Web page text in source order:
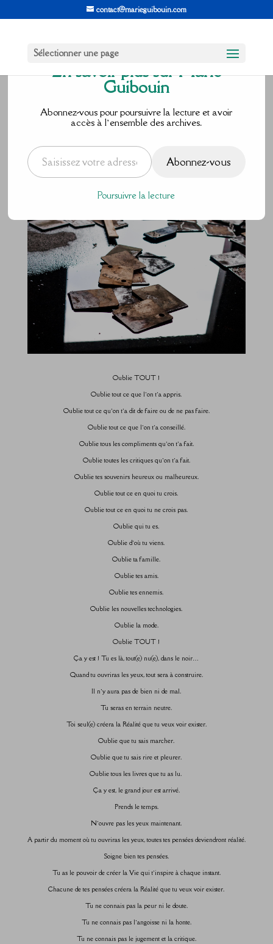
contact@marieguibouin.com
Sélectionner une page
Oublie
TOUT !
Marie Guibouin Août 29, 2017 |
Oublie TOUT !
Oublie tout ce que l’on t’a appris.
Oublie tout ce qu’on t’a dit de faire ou de ne pas faire.
Oublie tout ce que l’on t’a conseillé.
Oublie tous les compliments qu’on t’a fait.
Oublie toutes les critiques qu’on t’a fait.
Oublie tes souvenirs heureux ou malheureux.
Oublie tout ce en quoi tu crois.
Oublie tout ce en quoi tu ne crois pas.
Oublie qui tu es.
Oublie d’où tu viens.
Oublie ta famille.
Oublie tes amis.
Oublie tes ennemis.
Oublie les nouvelles technologies.
Oublie la mode.
Oublie TOUT !
Ça y est ! Tu es là, tout(e) nu(e), dans le noir…
Quand tu ouvriras les yeux, tout sera à construire.
Il n’y aura pas de bien ni de mal.
Tu seras en terrain neutre.
Toi seul(e) créera la Réalité que tu veux voir exister.
Oublie que tu sais marcher.
Oublie que tu sais rire et pleurer.
Oublie tous les livres que tu as lu.
Ça y est, le grand jour est arrivé.
Prends le temps.
N’ouvre pas les yeux maintenant.
A partir du moment où tu ouvriras les yeux, toutes tes pensées deviendront réalité.
Soigne bien tes pensées.
Tu as le pouvoir de créer la Vie qui t’inspire à chaque instant.
Chacune de tes pensées créera la Réalité que tu veux voir exister.
Tu ne connais pas la peur ni le doute.
Tu ne connais pas l’angoisse ni la honte.
Tu ne connais pas le jugement et la critique.
En savoir plus sur Marie
Guibouin
Abonnez-vous pour poursuivre la lecture et avoir
accès à l’ensemble des archives.
Saisissez votre adresse e-mail…
Abonnez-vous
Poursuivre la lecture